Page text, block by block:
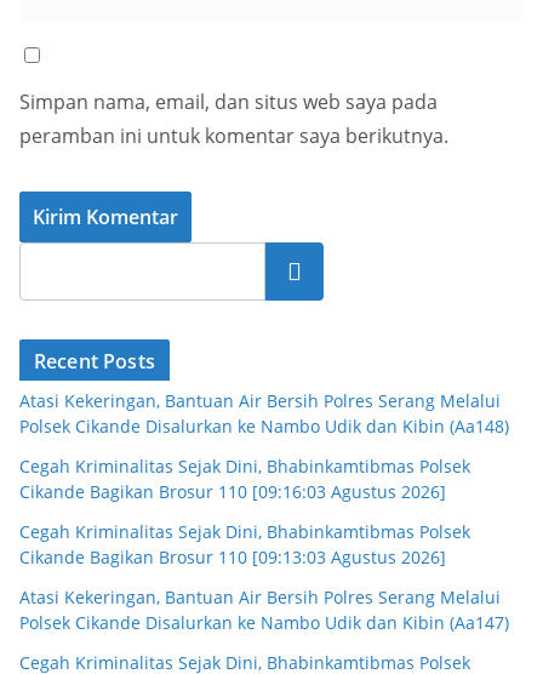
Simpan nama, email, dan situs web saya pada
peramban ini untuk komentar saya berikutnya.
Cari
Recent Posts
Atasi Kekeringan, Bantuan Air Bersih Polres Serang Melalui
Polsek Cikande Disalurkan ke Nambo Udik dan Kibin (Aa148)
Cegah Kriminalitas Sejak Dini, Bhabinkamtibmas Polsek
Cikande Bagikan Brosur 110 [09:16:03 Agustus 2026]
Cegah Kriminalitas Sejak Dini, Bhabinkamtibmas Polsek
Cikande Bagikan Brosur 110 [09:13:03 Agustus 2026]
Atasi Kekeringan, Bantuan Air Bersih Polres Serang Melalui
Polsek Cikande Disalurkan ke Nambo Udik dan Kibin (Aa147)
Cegah Kriminalitas Sejak Dini, Bhabinkamtibmas Polsek